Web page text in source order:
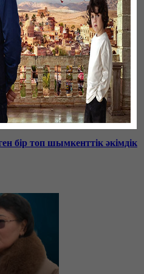
бір топ шымкенттік әкімдік